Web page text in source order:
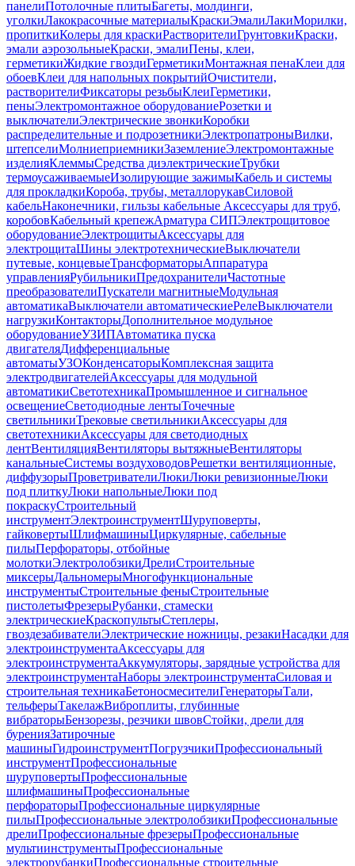
панелиПотолочные плитыБагеты, молдинги,
уголкиЛакокрасочные материалыКраскиЭмалиЛакиМорилки,
пропиткиКолеры для краскиРастворителиГрунтовкиКраски,
эмали аэрозольныеКраски, эмалиПены, клеи,
герметикиЖидкие гвоздиГерметикиМонтажная пенаКлеи для
обоевКлеи для напольных покрытийОчистители,
растворителиФиксаторы резьбыКлеиГерметики,
пеныЭлектромонтажное оборудованиеРозетки и
выключателиЭлектрические звонкиКоробки
распределительные и подрозетникиЭлектропатроныВилки,
штепселиМолниеприемникиЗаземлениеЭлектромонтажные
изделияКлеммыСредства диэлектрическиеТрубки
термоусаживаемыеИзолирующие зажимыКабель и системы
для прокладкиКороба, трубы, металлорукавСиловой
кабельНаконечники, гильзы кабельные Аксессуары для труб,
коробовКабельный крепежАрматура СИПЭлектрощитовое
оборудованиеЭлектрощитыАксессуары для
электрощитаШины электротехническиеВыключатели
путевые, концевыеТрансформаторыАппаратура
управленияРубильникиПредохранителиЧастотные
преобразователиПускатели магнитныеМодульная
автоматикаВыключатели автоматическиеРелеВыключатели
нагрузкиКонтакторыДополнительное модульное
оборудованиеУЗИПАвтоматика пуска
двигателяДифференциальные
автоматыУЗОКонденсаторыКомплексная защита
электродвигателейАксессуары для модульной
автоматикиСветотехникаПромышленное и сигнальное
освещениеСветодиодные лентыТочечные
светильникиТрековые светильникиАксессуары для
светотехникиАксессуары для светодиодных
лентВентиляцияВентиляторы вытяжныеВентиляторы
канальныеСистемы воздуховодовРешетки вентиляционные,
диффузорыПроветривателиЛюкиЛюки ревизионныеЛюки
под плиткуЛюки напольныеЛюки под
покраскуСтроительный
инструментЭлектроинструментШуруповерты,
гайковертыШлифмашиныЦиркулярные, сабельные
пилыПерфораторы, отбойные
молоткиЭлектролобзикиДрелиСтроительные
миксерыДальномерыМногофункциональные
инструментыСтроительные феныСтроительные
пистолетыФрезерыРубанки, стамески
электрическиеКраскопультыСтеплеры,
гвоздезабивателиЭлектрические ножницы, резакиНасадки для
электроинструментаАксессуары для
электроинструментаАккумуляторы, зарядные устройства для
электроинструментаНаборы электроинструментаСиловая и
строительная техникаБетоносмесителиГенераторыТали,
тельферыТакелажВиброплиты, глубинные
вибраторыБензорезы, резчики швовСтойки, дрели для
буренияЗатирочные
машиныГидроинструментПогрузчикиПрофессиональный
инструментПрофессиональные
шуруповертыПрофессиональные
шлифмашиныПрофессиональные
перфораторыПрофессиональные циркулярные
пилыПрофессиональные электролобзикиПрофессиональные
дрелиПрофессиональные фрезерыПрофессиональные
мультиинструментыПрофессиональные
электрорубанкиПрофессиональные строительные